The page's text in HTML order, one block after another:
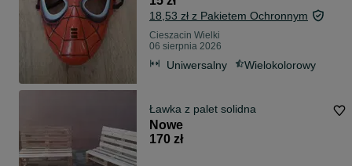
18,53 zł z Pakietem Ochronnym
Cieszacin Wielki
06 sierpnia 2026
Uniwersalny Wielokolorowy
Ławka z palet solidna
Nowe
170 zł